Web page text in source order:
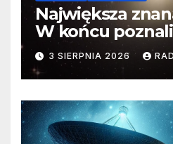
Największa
W końcu
faktyczne
3 SIERPNIA 2026